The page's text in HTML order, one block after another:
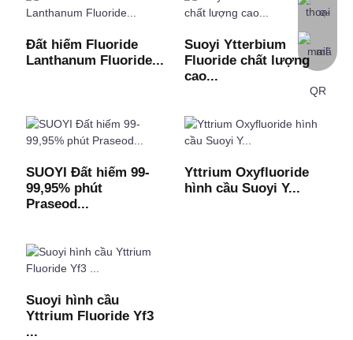
Đất hiếm Fluoride
Lanthanum Fluoride...
Suoyi Ytterbium
Fluoride chất lượng
cao...
SUOYI Đất hiếm 99-
99,95% phút
Praseod...
Yttrium Oxyfluoride
hình cầu Suoyi Y...
Suoyi hình cầu
Yttrium Fluoride Yf3
...